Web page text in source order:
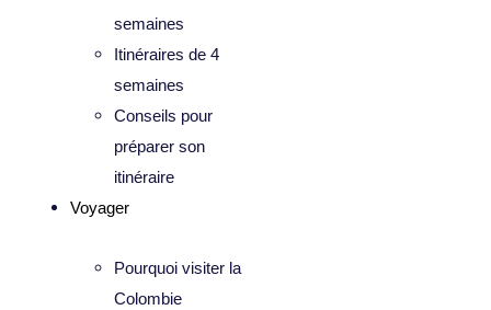
semaines
Itinéraires de 4
semaines
Conseils pour
préparer son
itinéraire
Voyager
Pourquoi visiter la
Colombie